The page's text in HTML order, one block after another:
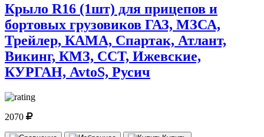
Крыло R16 (1шт) для прицепов и
бортовых грузовиков ГАЗ, МЗСА,
Трейлер, КАМА, Спартак, Атлант,
Викинг, КМЗ, ССТ, Ижевские,
КУРГАН, AvtoS, Русич
2070